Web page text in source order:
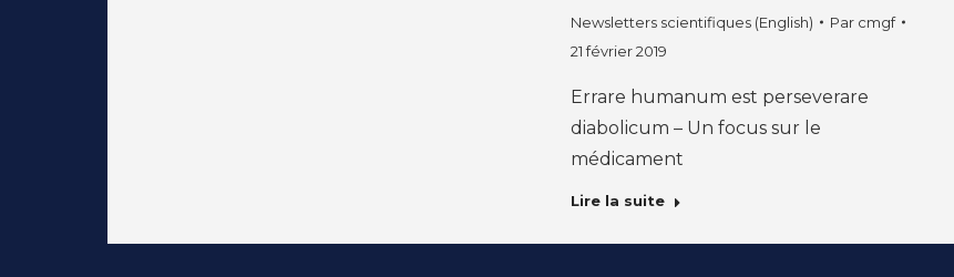
Newsletters scientifiques (English) Par cmgf
21 février 2019
Errare humanum est perseverare
diabolicum – Un focus sur le
médicament
Lire la suite